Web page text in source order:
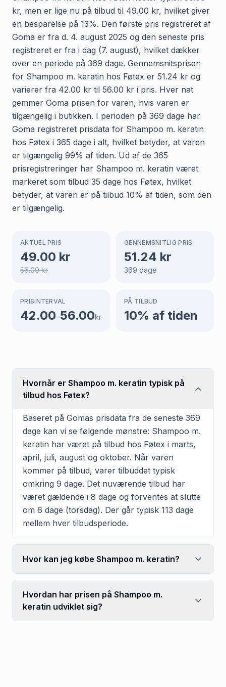
kr, men er lige nu på tilbud til 49.00 kr, hvilket giver
en besparelse på 13%. Den første pris registreret af
Goma er fra d. 4. august 2025 og den seneste pris
registreret er fra i dag (7. august), hvilket dækker
over en periode på 369 dage. Gennemsnitsprisen
for Shampoo m. keratin hos Føtex er 51.24 kr og
varierer fra 42.00 kr til 56.00 kr i pris. Hver nat
gemmer Goma prisen for varen, hvis varen er
tilgængelig i butikken. I perioden på 369 dage har
Goma registreret prisdata for Shampoo m. keratin
hos Føtex i 365 dage i alt, hvilket betyder, at varen
er tilgængelig 99% af tiden. Ud af de 365
prisregistreringer har Shampoo m. keratin været
markeret som tilbud 35 dage hos Føtex, hvilket
betyder, at varen er på tilbud 10% af tiden, som den
er tilgængelig.
AKTUEL PRIS
49.00 kr
56.00kr
GENNEMSNITLIG PRIS
51.24 kr
369 dage
PRISINTERVAL
42.00–56.00kr
PÅ TILBUD
10% af tiden
Hvornår er Shampoo m. keratin typisk på
tilbud hos Føtex?
Baseret på Gomas prisdata fra de seneste 369
dage kan vi se følgende mønstre: Shampoo m.
keratin har været på tilbud hos Føtex i marts,
april, juli, august og oktober. Når varen
kommer på tilbud, varer tilbuddet typisk
omkring 9 dage. Det nuværende tilbud har
været gældende i 8 dage og forventes at slutte
om 6 dage (torsdag). Der går typisk 113 dage
mellem hver tilbudsperiode.
Hvor kan jeg købe Shampoo m. keratin?
Hvordan har prisen på Shampoo m.
keratin udviklet sig?